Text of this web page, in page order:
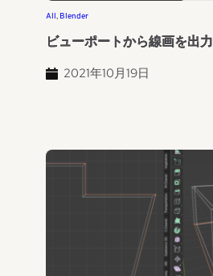
All, Blender
ビューポートから線画を出力
2021年10月19日